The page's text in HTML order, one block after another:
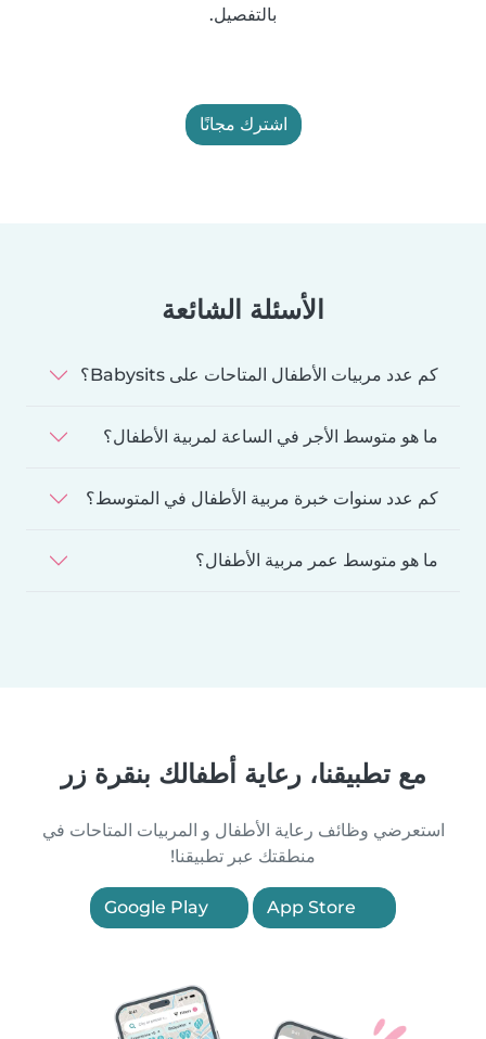
بالتفصيل.
اشترك مجانًا
الأسئلة الشائعة
كم عدد مربيات الأطفال المتاحات على Babysits؟
ما هو متوسط الأجر في الساعة لمربية الأطفال؟
كم عدد سنوات خبرة مربية الأطفال في المتوسط؟
ما هو متوسط عمر مربية الأطفال؟
مع تطبيقنا، رعاية أطفالك بنقرة زر
استعرضي وظائف رعاية الأطفال و المربيات المتاحات في
منطقتك عبر تطبيقنا!